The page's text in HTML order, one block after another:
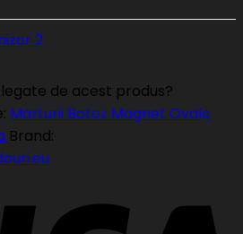
2
de acest produs?
Marturii Botez Magnet Ovale
Brand: